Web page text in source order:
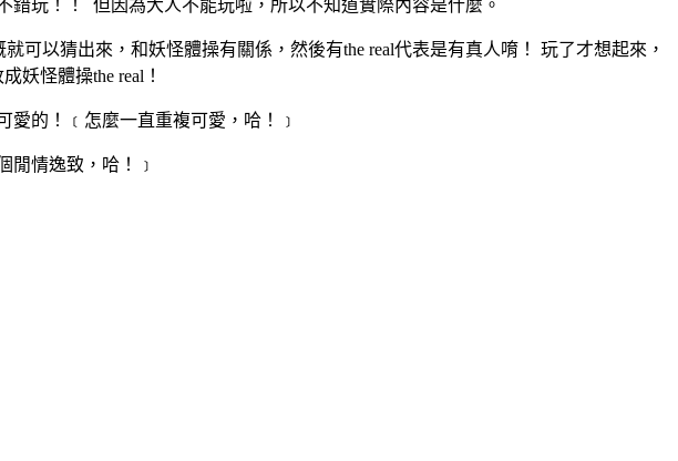
玩！！ 但因為大人不能玩啦，所以不知道實際內容是什麼。
以猜出來，和妖怪體操有關係，然後有the real代表是有真人唷！ 玩了才想起來，
妖怪體操the real！
的！﹝怎麼一直重複可愛，哈！﹞
閒情逸致，哈！﹞